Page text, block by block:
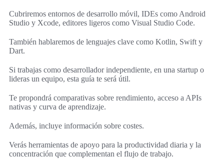
Cubriremos entornos de desarrollo móvil, IDEs como Android
Studio y Xcode, editores ligeros como Visual Studio Code.
También hablaremos de lenguajes clave como Kotlin, Swift y
Dart.
Si trabajas como desarrollador independiente, en una startup o
lideras un equipo, esta guía te será útil.
Te propondrá comparativas sobre rendimiento, acceso a APIs
nativas y curva de aprendizaje.
Además, incluye información sobre costes.
Verás herramientas de apoyo para la productividad diaria y la
concentración que complementan el flujo de trabajo.